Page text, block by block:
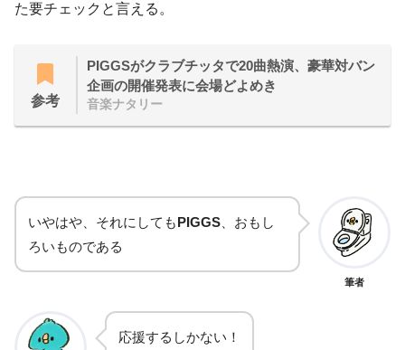
た要チェックと言える。
参考
PIGGSがクラブチッタで20曲熱演、豪華対バン
企画の開催発表に会場どよめき
音楽ナタリー
いやはや、それにしてもPIGGS 、おもし
ろいものである
筆者
応援するしかない！